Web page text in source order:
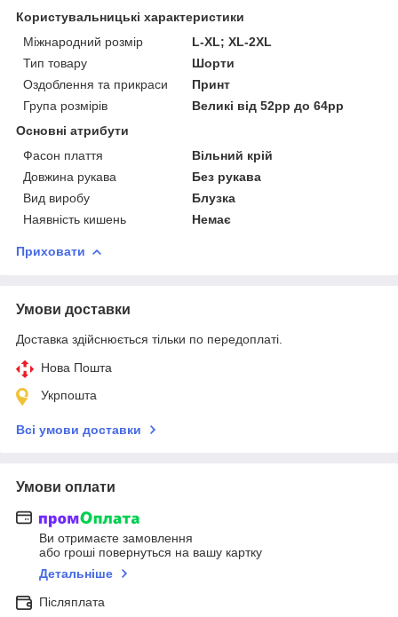
Користувальницькі характеристики
Міжнародний розмір
L-XL; XL-2XL
Тип товару
Шорти
Оздоблення та прикраси
Принт
Група розмірів
Великі від 52рр до 64рр
Основні атрибути
Фасон плаття
Вільний крій
Довжина рукава
Без рукава
Вид виробу
Блузка
Наявність кишень
Немає
Приховати
Умови доставки
Доставка здійснюється тільки по передоплаті.
Нова Пошта
Укрпошта
Всі умови доставки
Умови оплати
Ви отримаєте замовлення
або гроші повернуться на вашу картку
Детальніше
Післяплата